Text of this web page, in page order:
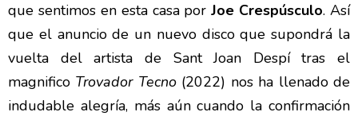
que sentimos en esta casa porJoe Crespúsculo. Así
que el anuncio de un nuevo disco que supondrá la
vuelta del artista de Sant Joan Despí tras el
magnifico Trovador Tecno(2022) nos ha llenado de
indudable alegría, más aún cuando la confirmación